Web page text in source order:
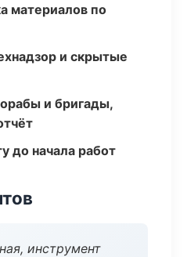
материалов по
и скрытые
и бригады,
до начала работ
инструмент